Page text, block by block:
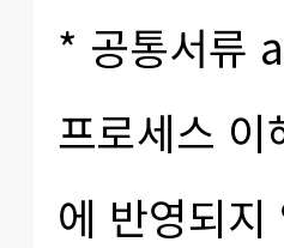
* 공통서류
프로세스
에 반영되지